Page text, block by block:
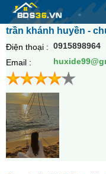
trần khánh huyền -
Điện thoại : 0915898964
Email :